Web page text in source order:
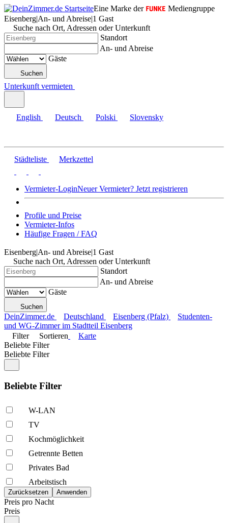
Eine Marke der
Mediengruppe
Eisenberg|An- und Abreise|1 Gast
Suche nach Ort, Adressen oder Unterkunft
Standort
An- und Abreise
Gäste
Suchen
Unterkunft vermieten
English Deutsch Polski Slovensky
Städteliste Merkzettel
Vermieter-LoginNeuer Vermieter? Jetzt registrieren
Profile und Preise
Vermieter-Infos
Häufige Fragen / FAQ
Eisenberg|An- und Abreise|1 Gast
Suche nach Ort, Adressen oder Unterkunft
Standort
An- und Abreise
Gäste
Suchen
DeinZimmer.de Deutschland Eisenberg (Pfalz)
Studenten-
und WG-Zimmer im Stadtteil Eisenberg
Filter
Sortieren
Karte
Beliebte Filter
Beliebte Filter
Beliebte Filter
W-LAN
TV
Kochmöglich­keit
Getrennte Betten
Privates Bad
Arbeitstisch
Preis pro Nacht
Preis